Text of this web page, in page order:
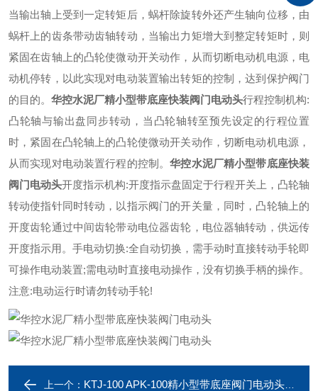
当输出轴上受到一定转矩后，蜗杆除旋转外还产生轴向位移，由
蜗杆上的齿条带动齿轴转动，当输出力矩增大到整定转矩时，则
紧固在齿轴上的凸轮使微动开关动作，从而切断电动机电源，电
动机停转，以此实现对电动装置输出转矩的控制，达到保护阀门
的目的。 华控水泥厂精小型带底座快装阀门电动头行程控制机构:
凸轮轴与输出盘同步转动，当凸轮轴转至预先设定的行程位置
时，紧固在凸轮轴上的凸轮使微动开关动作，切断电动机电源，
从而实现对电动装置行程的控制。华控水泥厂精小型带底座快装
阀门电动头开度指示机构:开度指示盘固定于行程开关上，凸轮轴
转动使指针同时转动，以指示阀门的开关量，同时，凸轮轴上的
开度齿轮通过中间齿轮带动电位器齿轮，电位器轴转动，供远传
开度指示用。 手电动切换:全自动切换，需手动时直接转动手轮即
可操作电动装置;需电动时直接电动操作，没有切换手柄的操作。
注意:电动运行时请勿转动手轮!
上一个： KTJ-100 APK-100精小型带底座阀门电动头 华控